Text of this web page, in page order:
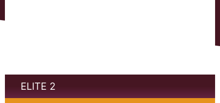
ELITE 2